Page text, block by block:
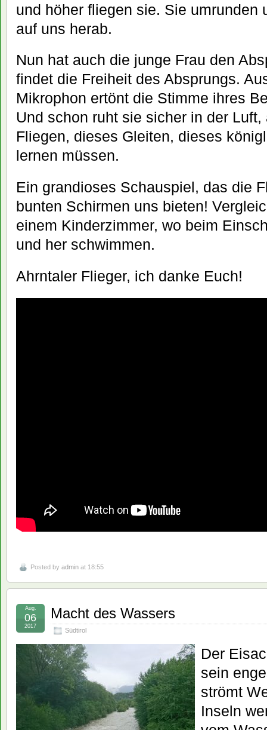
und höher fliegen sie. Sie umrunden
auf uns herab.
Nun hat auch die junge Frau den
findet die Freiheit des Absprungs.
Mikrophon ertönt die Stimme ihres
Und schon ruht sie sicher in der
Fliegen, dieses Gleiten, dieses
lernen müssen.
Ein grandioses Schauspiel, das die
bunten Schirmen uns bieten!
einem Kinderzimmer, wo beim
und her schwimmen.
Ahrntaler Flieger, ich danke Euch!
Posted by admin at 18:55
Macht des Wassers
Südtirol
Aug.
06
2017
Der
sein
strömt
Inseln